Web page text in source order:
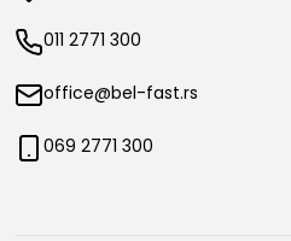
011 2771 300
office@bel-fast.rs
069 2771 300